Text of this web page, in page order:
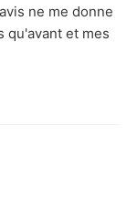
ne me donne
qu'avant et mes